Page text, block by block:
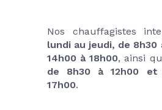
lundi au jeudi, de 8h30
14h00 à 18h00, ainsi
de 8h30 à 12h00
17h00.